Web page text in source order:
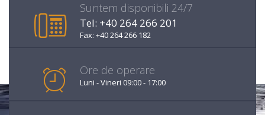
Suntem disponibili 24/7
Tel: +40 264 266 201
Fax: +40 264 266 182
Ore de operare
Luni - Vineri 09:00 - 17:00